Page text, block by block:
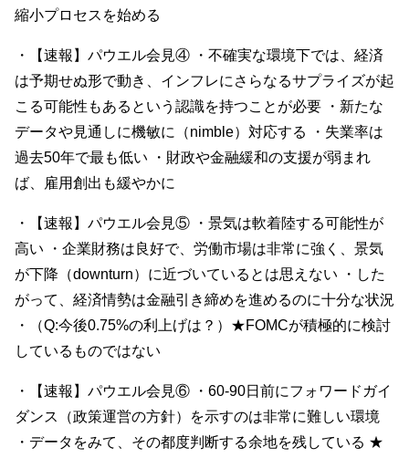
縮小プロセスを始める
・【速報】パウエル会見④ ・不確実な環境下では、経済
は予期せぬ形で動き、インフレにさらなるサプライズが起
こる可能性もあるという認識を持つことが必要 ・新たな
データや見通しに機敏に（nimble）対応する ・失業率は
過去50年で最も低い ・財政や金融緩和の支援が弱まれ
ば、雇用創出も緩やかに
・【速報】パウエル会見⑤ ・景気は軟着陸する可能性が
高い ・企業財務は良好で、労働市場は非常に強く、景気
が下降（downturn）に近づいているとは思えない ・した
がって、経済情勢は金融引き締めを進めるのに十分な状況
・（Q:今後0.75%の利上げは？）★FOMCが積極的に検討
しているものではない
・【速報】パウエル会見⑥ ・60-90日前にフォワードガイ
ダンス（政策運営の方針）を示すのは非常に難しい環境
・データをみて、その都度判断する余地を残している ★